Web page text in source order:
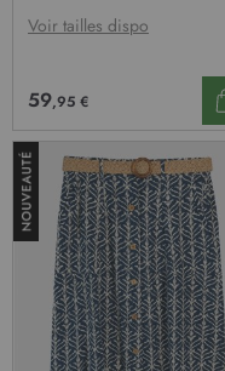
Voir tailles dispo
59,95 €